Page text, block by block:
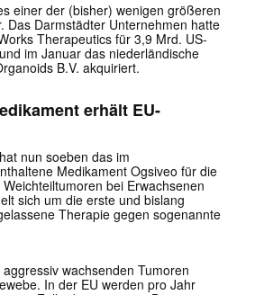
einer der (bisher) wenigen größeren
Das Darmstädter Unternehmen hatte
Therapeutics für 3,9 Mrd. US-
im Januar das niederländische
B.V. akquiriert.
erhält EU-
nun soeben das im
Medikament Ogsiveo für die
bei Erwachsenen
sich um die erste und bislang
Therapie gegen sogenannte
wachsenden Tumoren
In der EU werden pro Jahr